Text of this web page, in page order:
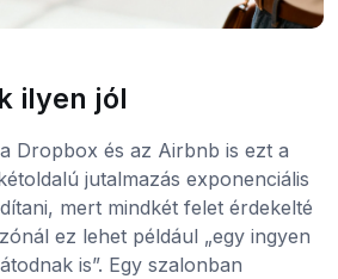
ilyen jól
Dropbox és az Airbnb is ezt a
jutalmazás exponenciális
mert mindkét felet érdekelté
ez lehet például „egy ingyen
is”. Egy szalonban